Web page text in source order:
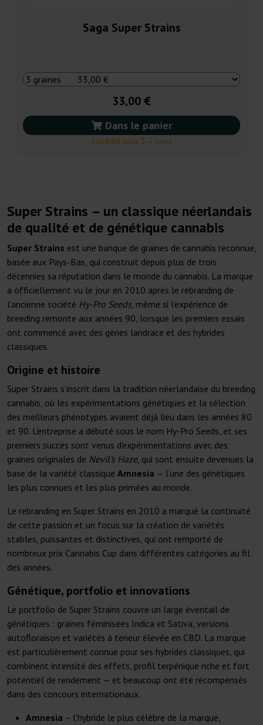
Saga Super Strains
33,00 €
Dans le panier
Expédié sous 3-7 jours
Super Strains – un classique néerlandais
de qualité et de génétique cannabis
Super Strains est une banque de graines de cannabis reconnue,
basée aux Pays-Bas, qui construit depuis plus de trois
décennies sa réputation dans le monde du cannabis. La marque
a officiellement vu le jour en 2010 après le rebranding de
l’ancienne société Hy-Pro Seeds, même si l’expérience de
breeding remonte aux années 90, lorsque les premiers essais
ont commencé avec des gènes landrace et des hybrides
classiques.
Origine et histoire
Super Strains s’inscrit dans la tradition néerlandaise du breeding
cannabis, où les expérimentations génétiques et la sélection
des meilleurs phénotypes avaient déjà lieu dans les années 80
et 90. L’entreprise a débuté sous le nom Hy-Pro Seeds, et ses
premiers succès sont venus d’expérimentations avec des
graines originales de Nevil’s Haze, qui sont ensuite devenues la
base de la variété classique Amnesia — l’une des génétiques
les plus connues et les plus primées au monde.
Le rebranding en Super Strains en 2010 a marqué la continuité
de cette passion et un focus sur la création de variétés
stables, puissantes et distinctives, qui ont remporté de
nombreux prix Cannabis Cup dans différentes catégories au fil
des années.
Génétique, portfolio et innovations
Le portfolio de Super Strains couvre un large éventail de
génétiques : graines féminisées Indica et Sativa, versions
autofloraison et variétés à teneur élevée en CBD. La marque
est particulièrement connue pour ses hybrides classiques, qui
combinent intensité des effets, profil terpénique riche et fort
potentiel de rendement — et beaucoup ont été récompensés
dans des concours internationaux.
Amnesia – l’hybride le plus célèbre de la marque,